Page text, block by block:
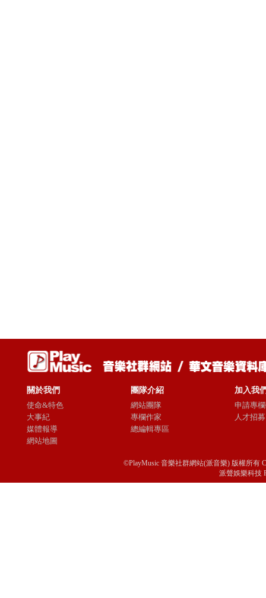
關於我們
使命&特色
大事紀
媒體報導
網站地圖
團隊介紹
網站團隊
專欄作家
總編輯專區
加入我
申請專
人才招募
©PlayMusic 音樂社群網站(派音樂) 版權所有
派聲娛樂科技